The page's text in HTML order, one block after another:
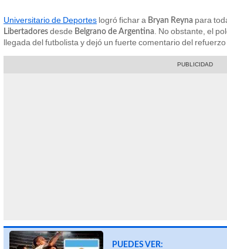
Universitario de Deportes logró fichar a Bryan Reyna para
Libertadores desde Belgrano de Argentina . No obstante, el
llegada del futbolista y dejó un fuerte comentario del refuerzo
PUEDES VER: